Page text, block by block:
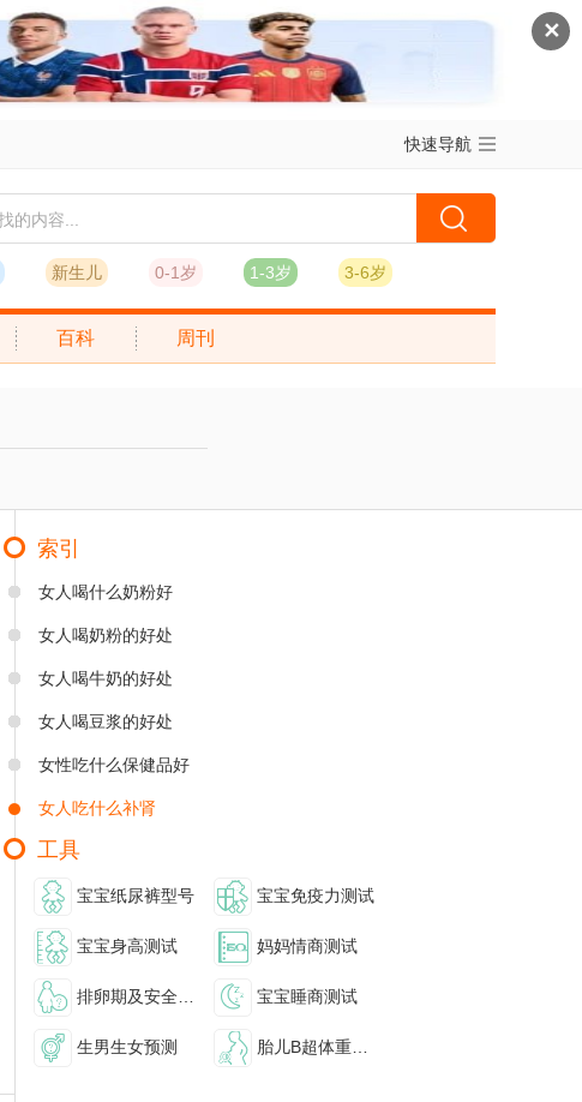
✕
快速导航
新生儿 0-1岁 1-3岁 3-6岁
百科 周刊
索引
女人喝什么奶粉好
女人喝奶粉的好处
女人喝牛奶的好处
女人喝豆浆的好处
女性吃什么保健品好
女人吃什么补肾
工具
宝宝纸尿裤型号 宝宝免疫力测试
宝宝身高测试 妈妈情商测试
排卵期及安全期测 宝宝睡商测试
生男生女预测 胎儿B超体重计算